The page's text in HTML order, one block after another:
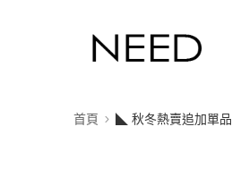
首頁 ◣ 秋冬熱賣追加單品